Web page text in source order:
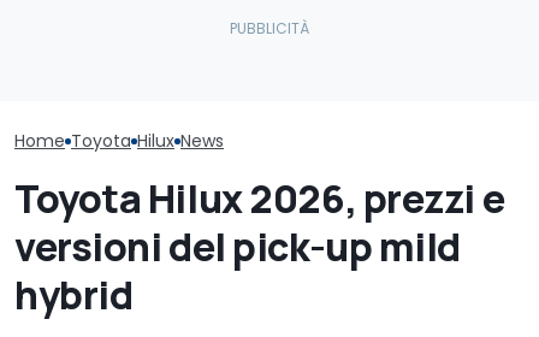
Home Toyota Hilux News
Toyota Hilux 2026, prezzi e
versioni del pick-up mild
hybrid